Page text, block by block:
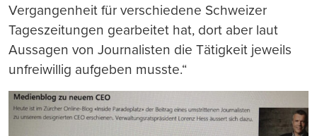
Vergangenheit für verschiedene Schweizer
Tageszeitungen gearbeitet hat, dort aber laut
Aussagen von Journalisten die Tätigkeit jeweils
unfreiwillig aufgeben musste.“